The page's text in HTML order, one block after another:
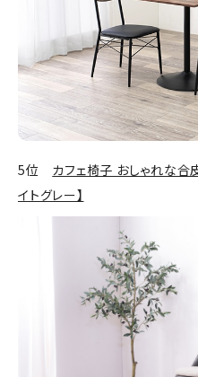
5位 カフェ椅子 おしゃれな合
イトグレー】